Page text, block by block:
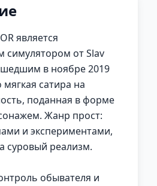
является
симулятором от Slav
в ноябре 2019
мягкая сатира на
поданная в форме
Жанр прост:
и экспериментами,
суровый реализм.
обывателя и